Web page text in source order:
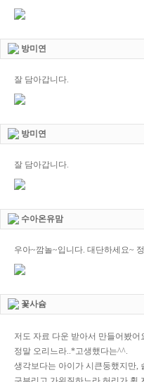
방미연
잘 담아갑니다.
방미연
잘 담아갑니다.
수아온유맘
우아~깜놀~입니다. 대단하세요~
꽃사슘
저도 자료 다운 받아서 만들어봤
정말 오리느라..*고생했다는^^.
생각보다는 아이가 시큰둥했지만,